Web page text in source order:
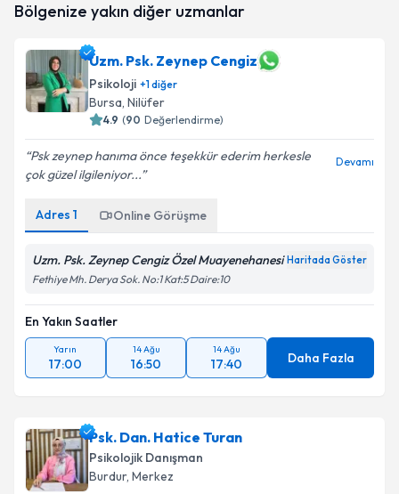
Bölgenize yakın diğer uzmanlar
Uzm. Psk. Zeynep Cengiz
Psikoloji +1diğer
Bursa, Nilüfer
4.9 (90 Değerlendirme)
Psk zeynep hanıma önce teşekkür ederim herkesle
çok güzel ilgileniyor...
Devamı
Adres 1 Online Görüşme
Uzm. Psk. Zeynep Cengiz Özel Muayenehanesi Haritada Göster
Fethiye Mh. Derya Sok. No:1 Kat:5 Daire:10
En Yakın Saatler
Yarın
17:00
14 Ağu
16:50
14 Ağu
17:40 Daha Fazla
Psk. Dan. Hatice Turan
Psikolojik Danışman
Burdur, Merkez